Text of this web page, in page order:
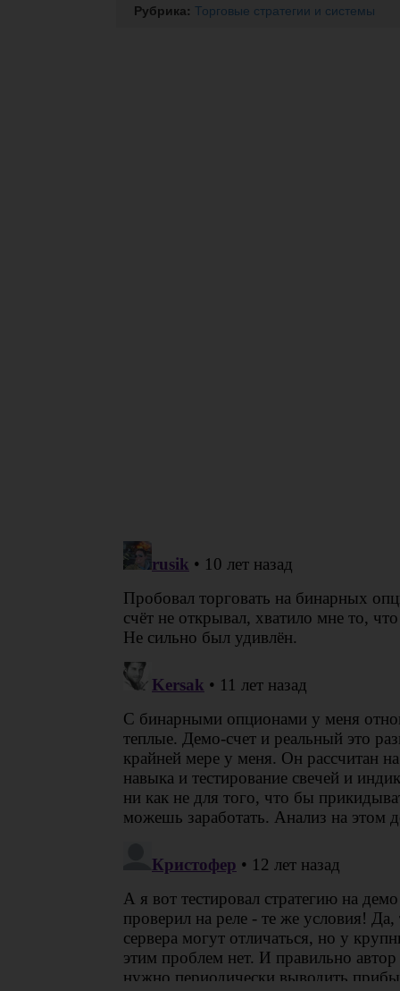
Рубрика: Торговые стратегии и системы